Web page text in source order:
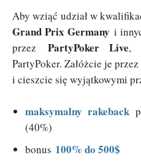
Aby wziąć udział w
Grand Prix Germany i
przez PartyPoker Live,
PartyPoker. Załóżcie je
i cieszcie się wyjątkowymi
maksymalny rakeback
(40%)
bonus 100% do 500$